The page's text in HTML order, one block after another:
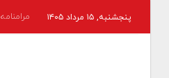
پنجشنبه, ۱۵ مرداد ۱۴۰۵ مرامنامه